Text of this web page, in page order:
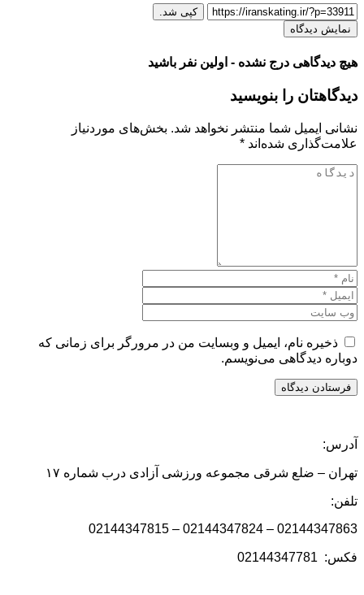
کپی شد.
نمایش دیدگاه
هیچ دیدگاهی درج نشده - اولین نفر باشید
دیدگاهتان را بنویسید
نشانی ایمیل شما منتشر نخواهد شد. بخش‌های موردنیاز
علامت‌گذاری شده‌اند *
ذخیره نام، ایمیل و وبسایت من در مرورگر برای زمانی که
دوباره دیدگاهی می‌نویسم.
آدرس:
تهران – ضلع شرقی مجموعه ورزشی آزادی درب شماره ۱۷
تلفن:
02144347863 – 02144347824 – 02144347815
فکس: 02144347781